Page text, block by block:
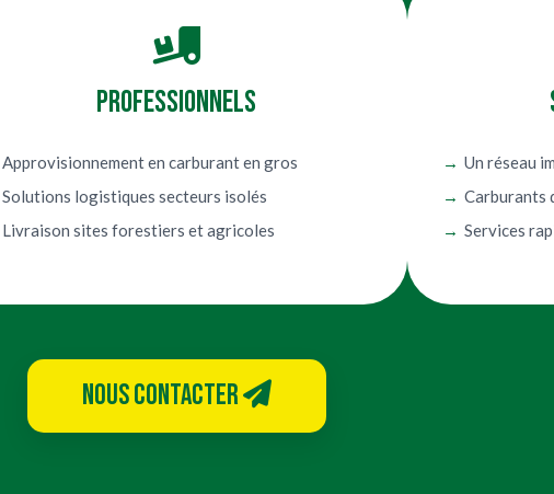
Professionnels
Approvisionnement en carburant en gros
Solutions logistiques secteurs isolés
Livraison sites forestiers et agricoles
Un réseau
Carburants
Services
NOUS CONTACTER